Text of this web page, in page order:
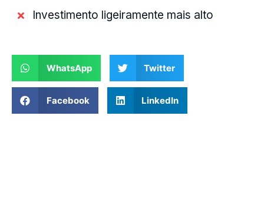
Investimento ligeiramente mais alto
WhatsApp Twitter
Facebook LinkedIn